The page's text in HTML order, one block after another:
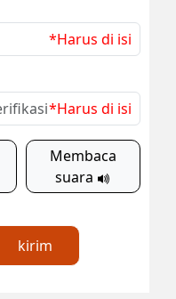
*Harus di isi
*Harus di isi
Membaca
suara
kirim